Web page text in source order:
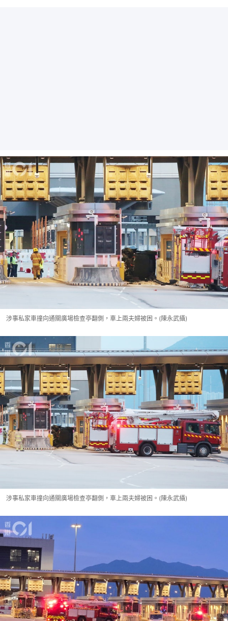
涉事私家車撞向通關廣場檢查亭翻側，車上兩夫婦被困。(陳永武攝)
涉事私家車撞向通關廣場檢查亭翻側，車上兩夫婦被困。(陳永武攝)